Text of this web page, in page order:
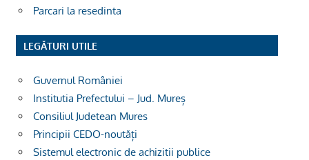
Parcari la resedinta
LEGĂTURI UTILE
Guvernul României
Institutia Prefectului – Jud. Mureș
Consiliul Judetean Mures
Principii CEDO-noutăți
Sistemul electronic de achizitii publice